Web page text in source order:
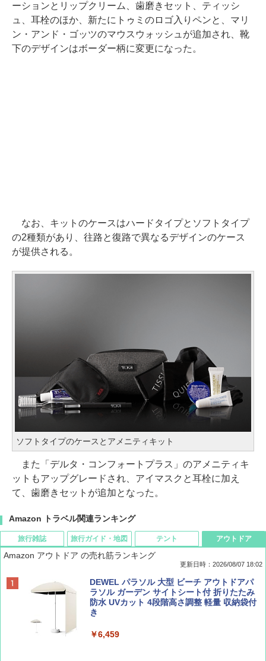
ーションとリップクリーム、歯磨きセット、ティッシ
ュ、耳栓のほか、新たにトゥミのロゴ入りペンと、マリ
ン・アンド・ゴッツのマウスウォッシュが追加され、靴
下のデザインはボーダー柄に変更になった。
なお、キットのケースはハードタイプとソフトタイプ
の2種類があり、往路と復路で異なるデザインのケース
が提供される。
ソフトタイプのケースとアメニティキット
また「デルタ・コンフォートプラス」のアメニティキ
ットもアップグレードされ、アイマスクと耳栓に加え
て、歯磨きセットが追加となった。
Amazon トラベル関連ランキング
旅行雑誌
ディズニーファン ２０２６年 ９月号 [雑
誌] (ＤＩＳＮＥＹ ＦＡＮ)
￥713
旅行ガイド・地図
僕が見た未来【完全版】
￥0
テント
[キャンパーズコレクション 山善] ポップアッ
プテント 傘みたいに広げて畳める パッとサ
ッとサンシェード キューブ フルクローズ メ
ッシュ 簡単設置 ワンタッチテント キャンプ
アウトドア
Amazon アウトドア の売れ筋ランキング
更新日時：2026/08/07 18:02
DEWEL パラソル 大型 ビーチ アウトドアパ
ラソル ガーデン サイトシート付 折りたたみ
防水 UVカット 4段階高さ調整 軽量 収納袋付
き
￥6,459